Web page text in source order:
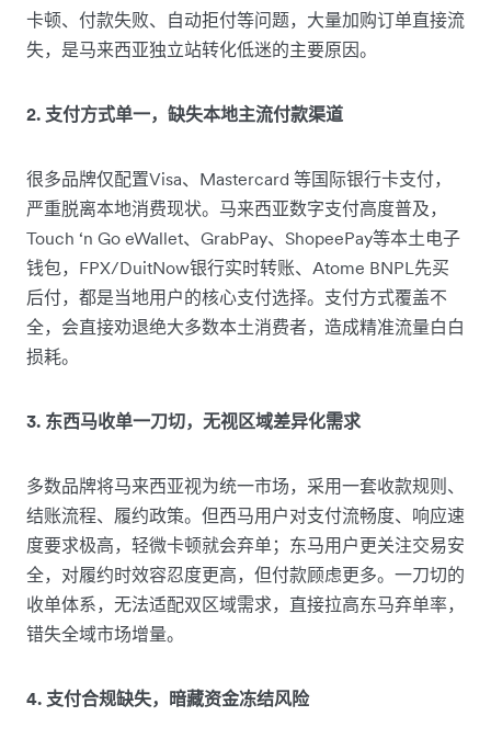
卡顿、付款失败、自动拒付等问题，大量加购订单直接流
失，是马来西亚独立站转化低迷的主要原因。
2. 支付方式单一，缺失本地主流付款渠道
很多品牌仅配置Visa、Mastercard 等国际银行卡支付，
严重脱离本地消费现状。马来西亚数字支付高度普及，
Touch ‘n Go eWallet、GrabPay、ShopeePay等本土电子
钱包，FPX/DuitNow银行实时转账、Atome BNPL先买
后付，都是当地用户的核心支付选择。支付方式覆盖不
全，会直接劝退绝大多数本土消费者，造成精准流量白白
损耗。
3. 东西马收单一刀切，无视区域差异化需求
多数品牌将马来西亚视为统一市场，采用一套收款规则、
结账流程、履约政策。但西马用户对支付流畅度、响应速
度要求极高，轻微卡顿就会弃单；东马用户更关注交易安
全，对履约时效容忍度更高，但付款顾虑更多。一刀切的
收单体系，无法适配双区域需求，直接拉高东马弃单率，
错失全域市场增量。
4. 支付合规缺失，暗藏资金冻结风险